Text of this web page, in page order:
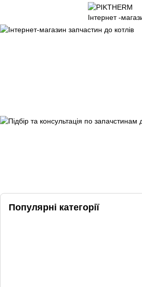
Популярні категорії